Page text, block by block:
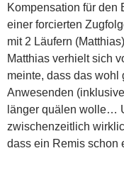
Kompensation für den
einer forcierten
mit 2 Läufern
Matthias verhielt sich
meinte, dass das wohl
Anwesenden
länger quälen wolle…
zwischenzeitlich
dass ein Remis schon